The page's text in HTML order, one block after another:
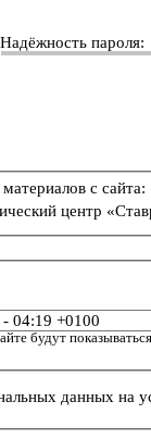
Надёжность пароля:
с сайта:
центр
будут
данных на